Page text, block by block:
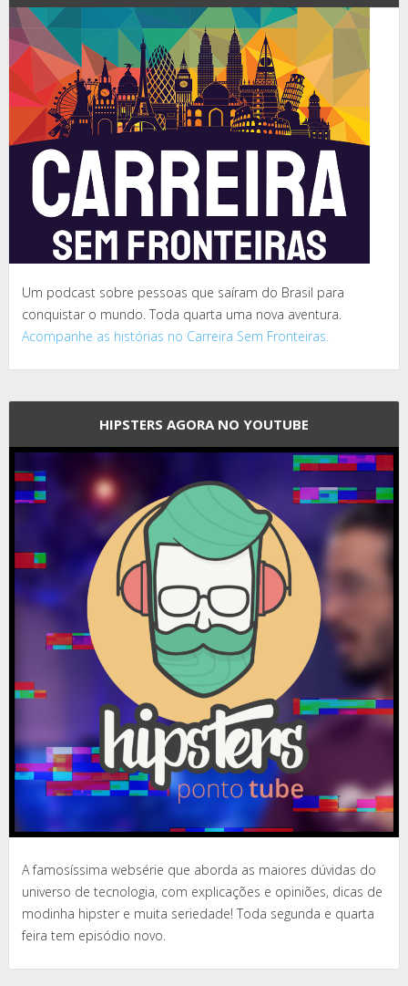
Um podcast sobre pessoas que saíram do Brasil para
conquistar o mundo. Toda quarta uma nova aventura.
Acompanhe as histórias no Carreira Sem Fronteiras.
HIPSTERS AGORA NO YOUTUBE
A famosíssima websérie que aborda as maiores dúvidas do
universo de tecnologia, com explicações e opiniões, dicas de
modinha hipster e muita seriedade! Toda segunda e quarta
feira tem episódio novo.